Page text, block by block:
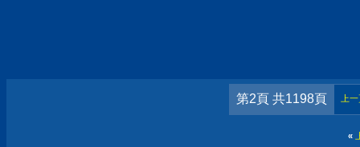
第2頁 共1198頁 上
«